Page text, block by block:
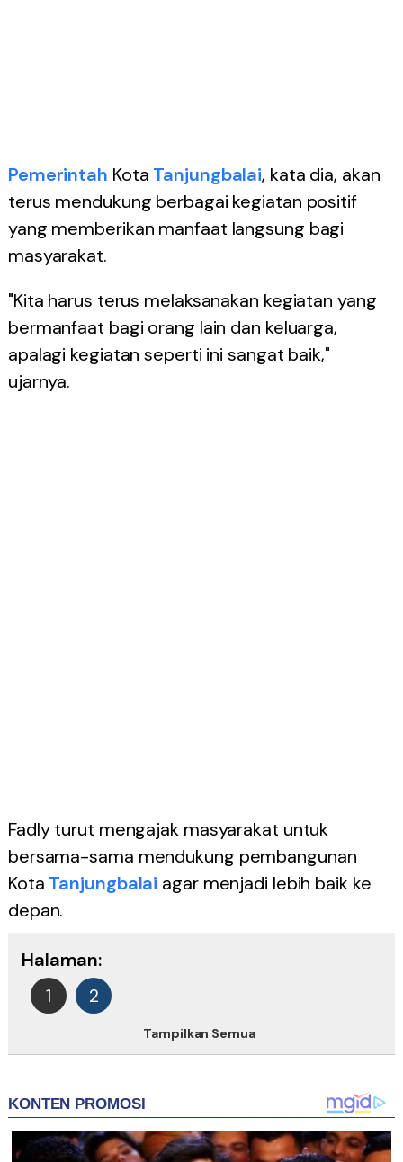
Pemerintah Kota Tanjungbalai, kata dia, akan
terus mendukung berbagai kegiatan positif
yang memberikan manfaat langsung bagi
masyarakat.
"Kita harus terus melaksanakan kegiatan yang
bermanfaat bagi orang lain dan keluarga,
apalagi kegiatan seperti ini sangat baik,"
ujarnya.
Fadly turut mengajak masyarakat untuk
bersama-sama mendukung pembangunan
Kota Tanjungbalai agar menjadi lebih baik ke
depan.
Halaman:
1
2
Tampilkan Semua